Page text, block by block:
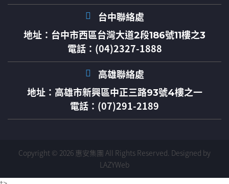
台中聯絡處
地址： 台中市西區台灣大道2段186號11樓之3
電話：(04)2327-1888
高雄聯絡處
地址： 高雄市新興區中正三路93號4樓之一
電話：(07)291-2189
Copyright © 2026 惠安集團 All Rights Reserved. Designed by
LAZYWeb